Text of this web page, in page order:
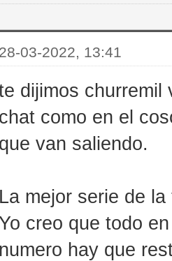
28-03-2022, 13:41
dijimos churremil
chat como en el
que van saliendo.
La mejor serie de
creo que todo
numero hay que